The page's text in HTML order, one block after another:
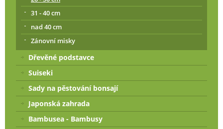
31 - 40 cm
nad 40 cm
Zánovní misky
Dřevěné podstavce
Suiseki
Sady na pěstování bonsají
Japonská zahrada
Bambusea - Bambusy